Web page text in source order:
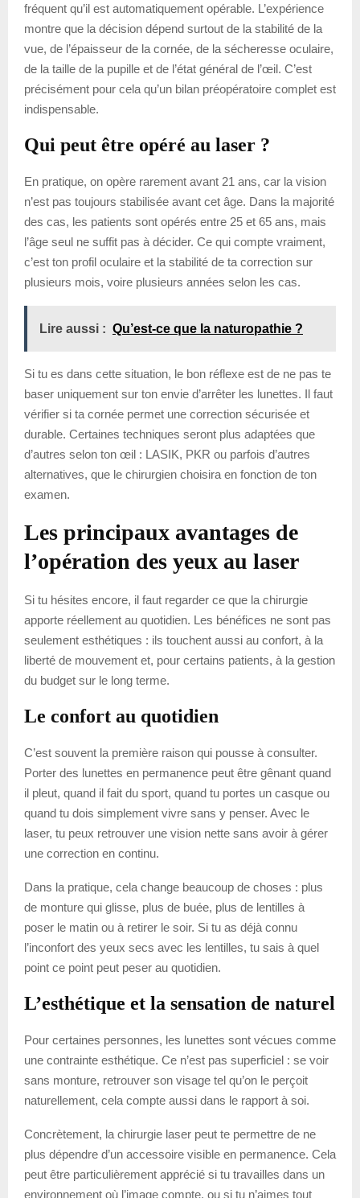
fréquent qu’il est automatiquement opérable. L’expérience
montre que la décision dépend surtout de la stabilité de la
vue, de l’épaisseur de la cornée, de la sécheresse oculaire,
de la taille de la pupille et de l’état général de l’œil. C’est
précisément pour cela qu’un bilan préopératoire complet est
indispensable.
Qui peut être opéré au laser ?
En pratique, on opère rarement avant 21 ans, car la vision
n’est pas toujours stabilisée avant cet âge. Dans la majorité
des cas, les patients sont opérés entre 25 et 65 ans, mais
l’âge seul ne suffit pas à décider. Ce qui compte vraiment,
c’est ton profil oculaire et la stabilité de ta correction sur
plusieurs mois, voire plusieurs années selon les cas.
Lire aussi : Qu’est-ce que la naturopathie ?
Si tu es dans cette situation, le bon réflexe est de ne pas te
baser uniquement sur ton envie d’arrêter les lunettes. Il faut
vérifier si ta cornée permet une correction sécurisée et
durable. Certaines techniques seront plus adaptées que
d’autres selon ton œil : LASIK, PKR ou parfois d’autres
alternatives, que le chirurgien choisira en fonction de ton
examen.
Les principaux avantages de
l’opération des yeux au laser
Si tu hésites encore, il faut regarder ce que la chirurgie
apporte réellement au quotidien. Les bénéfices ne sont pas
seulement esthétiques : ils touchent aussi au confort, à la
liberté de mouvement et, pour certains patients, à la gestion
du budget sur le long terme.
Le confort au quotidien
C’est souvent la première raison qui pousse à consulter.
Porter des lunettes en permanence peut être gênant quand
il pleut, quand il fait du sport, quand tu portes un casque ou
quand tu dois simplement vivre sans y penser. Avec le
laser, tu peux retrouver une vision nette sans avoir à gérer
une correction en continu.
Dans la pratique, cela change beaucoup de choses : plus
de monture qui glisse, plus de buée, plus de lentilles à
poser le matin ou à retirer le soir. Si tu as déjà connu
l’inconfort des yeux secs avec les lentilles, tu sais à quel
point ce point peut peser au quotidien.
L’esthétique et la sensation de naturel
Pour certaines personnes, les lunettes sont vécues comme
une contrainte esthétique. Ce n’est pas superficiel : se voir
sans monture, retrouver son visage tel qu’on le perçoit
naturellement, cela compte aussi dans le rapport à soi.
Concrètement, la chirurgie laser peut te permettre de ne
plus dépendre d’un accessoire visible en permanence. Cela
peut être particulièrement apprécié si tu travailles dans un
environnement où l’image compte, ou si tu n’aimes tout